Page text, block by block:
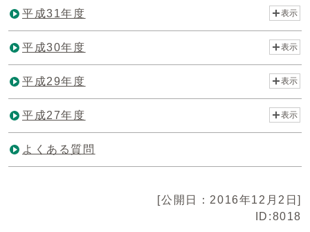
平成31年度 表示
平成30年度 表示
平成29年度 表示
平成27年度 表示
よくある質問
[公開日：2016年12月2日]
ID:8018